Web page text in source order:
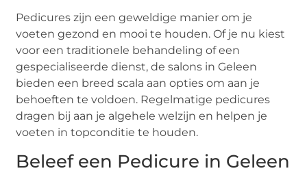
Pedicures zijn een geweldige manier om je
voeten gezond en mooi te houden. Of je nu kiest
voor een traditionele behandeling of een
gespecialiseerde dienst, de salons in Geleen
bieden een breed scala aan opties om aan je
behoeften te voldoen. Regelmatige pedicures
dragen bij aan je algehele welzijn en helpen je
voeten in topconditie te houden.
Beleef een Pedicure in Geleen